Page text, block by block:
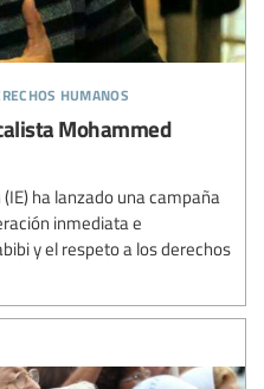
humanos
Mohammed
ha lanzado una campaña
inmediata e
y el respeto a los derechos